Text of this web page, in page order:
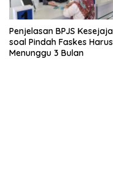
Penjelasan BPJS
soal Pindah Faskes Harus
Menunggu 3 Bulan